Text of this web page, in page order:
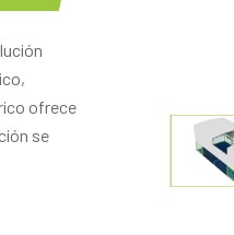
ofrece
se